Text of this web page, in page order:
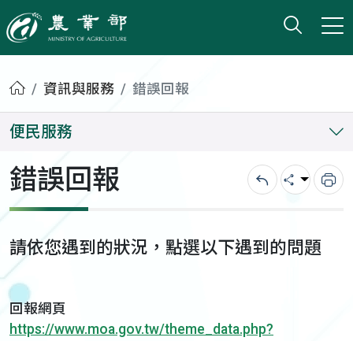
農業部
打開
小版
首頁資訊與服務 錯誤回報
便民服務
錯誤回報 回上一頁
分享 列
請依您遇到的狀況，點選以下遇到的問題
回報網頁
https://www.moa.gov.tw/theme_data.php?